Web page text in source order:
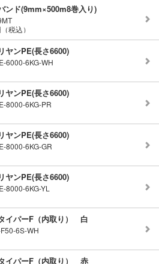
ンド(9mm×500m8巻入り)
税込）
ヤンPE(長さ6600)
6000-6KG-WH
ヤンPE(長さ6600)
8000-6KG-PR
ヤンPE(長さ6600)
8000-6KG-GR
ヤンPE(長さ6600)
8000-6KG-YL
イパーF（内取り） 白
6S-WH
イパーF（内取り） 赤